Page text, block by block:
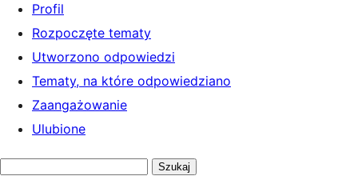
Profil
Rozpoczęte tematy
Utworzono odpowiedzi
Tematy, na które odpowiedziano
Zaangażowanie
Ulubione